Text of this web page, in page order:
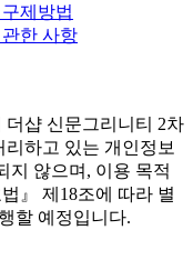
제방법
한 사항
샵 신문그리니티 2차
하고 있는 개인정보
지 않으며, 이용 목적
』 제18조에 따라 별
할 예정입니다.